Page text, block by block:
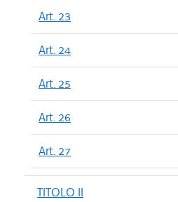
Art. 23
Art. 24
Art. 25
Art. 26
Art. 27
TITOLO II